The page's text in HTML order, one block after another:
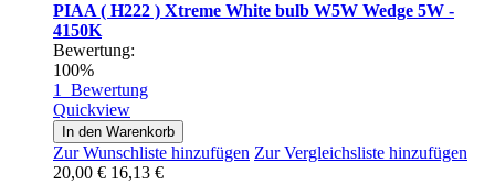
PIAA ( H222 ) Xtreme White bulb W5W Wedge 5W -
4150K
Bewertung:
100%
1 Bewertung
Quickview
In den Warenkorb
Zur Wunschliste hinzufügen Zur Vergleichsliste hinzufügen
20,00 € 16,13 €